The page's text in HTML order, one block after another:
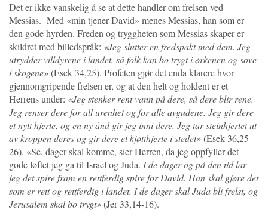
Det er ikke vanskelig å se at dette handler om frelsen ved
Messias. Med «min tjener David» menes Messias, han som er
den gode hyrden. Freden og tryggheten som Messias skaper er
skildret med billedspråk: «Jeg slutter en fredspakt med dem. Jeg
utrydder villdyrene i landet, så folk kan bo trygt i ørkenen og sove
i skogene»(Esek 34,25). Profeten gjør det enda klarere hvor
gjennomgripende frelsen er, og at den helt og holdent er et
Herrens under: «Jeg stenker rent vann på dere, så dere blir rene.
Jeg renser dere for all urenhet og for alle avgudene. Jeg gir dere
et nytt hjerte, og en ny ånd gir jeg inni dere. Jeg tar steinhjertet ut
av kroppen deres og gir dere et kjøtthjerte i stedet»(Esek 36,25-
26). «Se, dager skal komme, sier Herren, da jeg oppfyller det
gode løftet jeg ga til Israel og Juda. I de dager og på den tid lar
jeg det spire fram en rettferdig spire for David. Han skal gjøre det
som er rett og rettferdig i landet. I de dager skal Juda bli frelst, og
Jerusalem skal bo trygt»(Jer 33,14-16).